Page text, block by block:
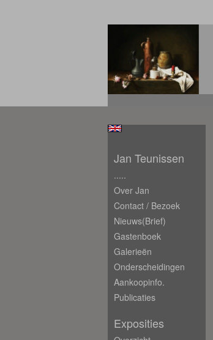
Jan Teunissen
.....
Over Jan
Contact / Bezoek
Nieuws(brief)
Gastenboek
Galerieën
Onderscheidingen
Aankoopinfo.
Publicaties
Exposities